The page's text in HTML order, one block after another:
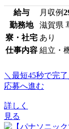
給与 月収例
勤務地
滋賀県
寮・社宅 あり
仕事内容 組立・
＼最短45秒で完了
応募へ進む
詳しく
見る